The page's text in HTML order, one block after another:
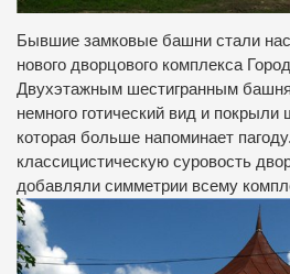
Бывшие замковые башни стали
нового дворцового комплекса
Двухэтажным шестигранным
немного готический вид и
которая больше напоминает
классицистическую суровость
добавляли симметрии всему